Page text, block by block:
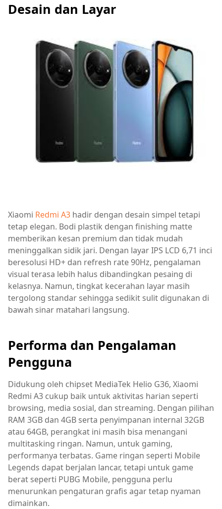
Desain dan Layar
Xiaomi Redmi A3 hadir dengan desain simpel tetapi
tetap elegan. Bodi plastik dengan finishing matte
memberikan kesan premium dan tidak mudah
meninggalkan sidik jari. Dengan layar IPS LCD 6,71 inci
beresolusi HD+ dan refresh rate 90Hz, pengalaman
visual terasa lebih halus dibandingkan pesaing di
kelasnya. Namun, tingkat kecerahan layar masih
tergolong standar sehingga sedikit sulit digunakan di
bawah sinar matahari langsung.
Performa dan Pengalaman
Pengguna
Didukung oleh chipset MediaTek Helio G36, Xiaomi
Redmi A3 cukup baik untuk aktivitas harian seperti
browsing, media sosial, dan streaming. Dengan pilihan
RAM 3GB dan 4GB serta penyimpanan internal 32GB
atau 64GB, perangkat ini masih bisa menangani
multitasking ringan. Namun, untuk gaming,
performanya terbatas. Game ringan seperti Mobile
Legends dapat berjalan lancar, tetapi untuk game
berat seperti PUBG Mobile, pengguna perlu
menurunkan pengaturan grafis agar tetap nyaman
dimainkan.